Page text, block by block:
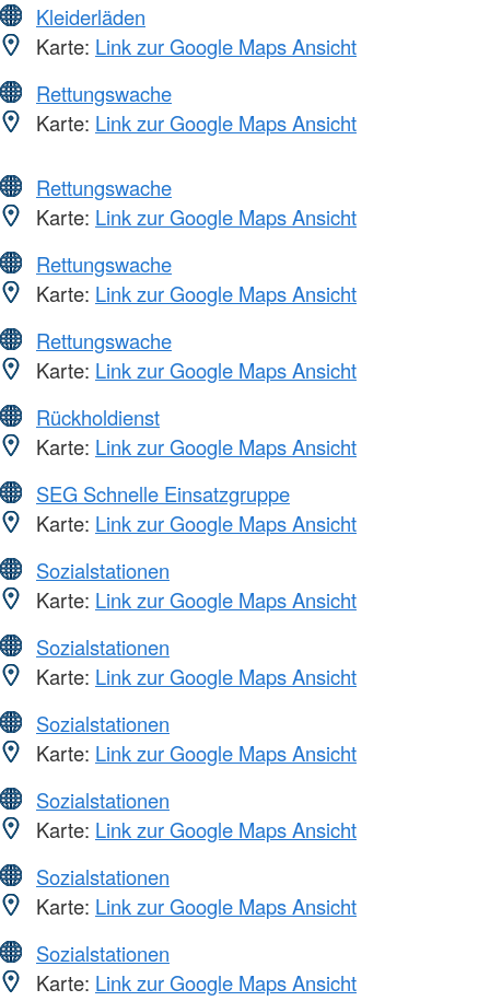
Kleiderläden
Karte: Link zur Google Maps Ansicht
Rettungswache
Karte: Link zur Google Maps Ansicht
Rettungswache
Karte: Link zur Google Maps Ansicht
Rettungswache
Karte: Link zur Google Maps Ansicht
Rettungswache
Karte: Link zur Google Maps Ansicht
Rückholdienst
Karte: Link zur Google Maps Ansicht
SEG Schnelle Einsatzgruppe
Karte: Link zur Google Maps Ansicht
Sozialstationen
Karte: Link zur Google Maps Ansicht
Sozialstationen
Karte: Link zur Google Maps Ansicht
Sozialstationen
Karte: Link zur Google Maps Ansicht
Sozialstationen
Karte: Link zur Google Maps Ansicht
Sozialstationen
Karte: Link zur Google Maps Ansicht
Sozialstationen
Karte: Link zur Google Maps Ansicht